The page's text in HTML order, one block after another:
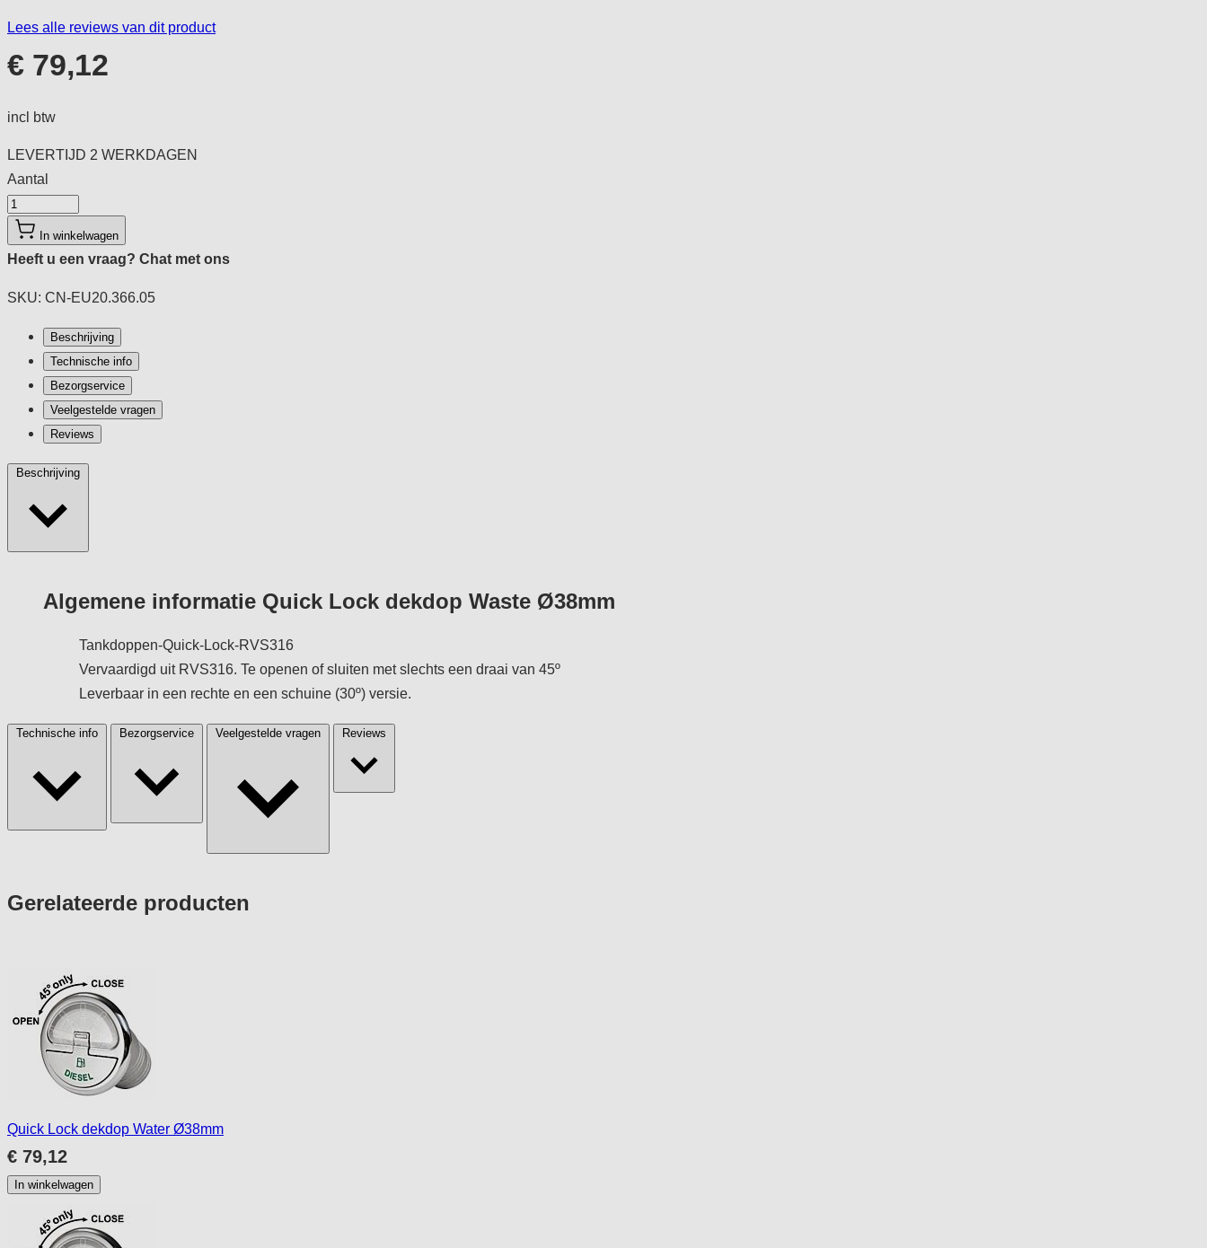
Lees alle reviews van dit product
€ 79,12
incl btw
LEVERTIJD 2 WERKDAGEN
Aantal
Aantal
In winkelwagen
Heeft u een vraag? Chat met ons
SKU: CN-EU20.366.05
Beschrijving
Technische info
Bezorgservice
Veelgestelde vragen
Reviews
Beschrijving
Algemene informatie Quick Lock dekdop Waste Ø38mm
Tankdoppen-Quick-Lock-RVS316
Vervaardigd uit RVS316. Te openen of sluiten met slechts een draai van 45º
Leverbaar in een rechte en een schuine (30º) versie.
Technische info Bezorgservice Veelgestelde vragen Reviews
Press
Gerelateerde producten
Quick Lock dekdop Water Ø38mm
€ 79,12
In winkelwagen